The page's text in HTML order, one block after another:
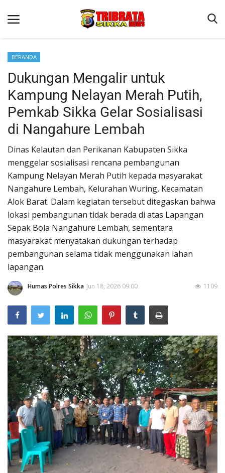
Beranda
Terms & Conditions
Reskrim
Binkam
Lantas
Polisi Kita
Giat Ops
BERANDA
Dukungan Mengalir untuk
Kampung Nelayan Merah Putih,
Pemkab Sikka Gelar Sosialisasi
di Nangahure Lembah
Dinas Kelautan dan Perikanan Kabupaten Sikka
menggelar sosialisasi rencana pembangunan
Kampung Nelayan Merah Putih kepada masyarakat
Nangahure Lembah, Kelurahan Wuring, Kecamatan
Alok Barat. Dalam kegiatan tersebut ditegaskan bahwa
lokasi pembangunan tidak berada di atas Lapangan
Sepak Bola Nangahure Lembah, sementara
masyarakat menyatakan dukungan terhadap
pembangunan selama tidak menggunakan lahan
lapangan.
Humas Polres Sikka Jun 18, 2026 09:00 1109